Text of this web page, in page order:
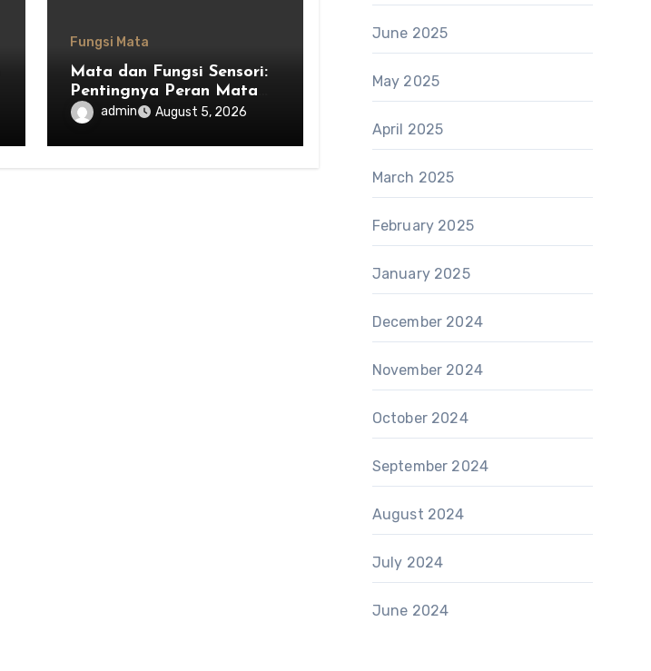
Fungsi Mata
Mata dan Fungsi Sensori:
Pentingnya Peran Mata
dalam Menjaga
Keseimbangan Tubuh
admin August 5, 2026
June 2025
May 2025
April 2025
March 2025
February 2025
January 2025
December 2024
November 2024
October 2024
September 2024
August 2024
July 2024
June 2024